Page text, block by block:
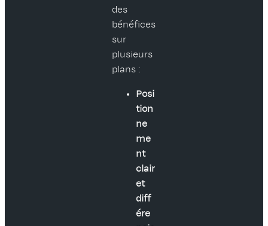
des
bénéfices
sur
plusieurs
plans :
Posi
tion
ne
me
nt
clair
et
diff
ére